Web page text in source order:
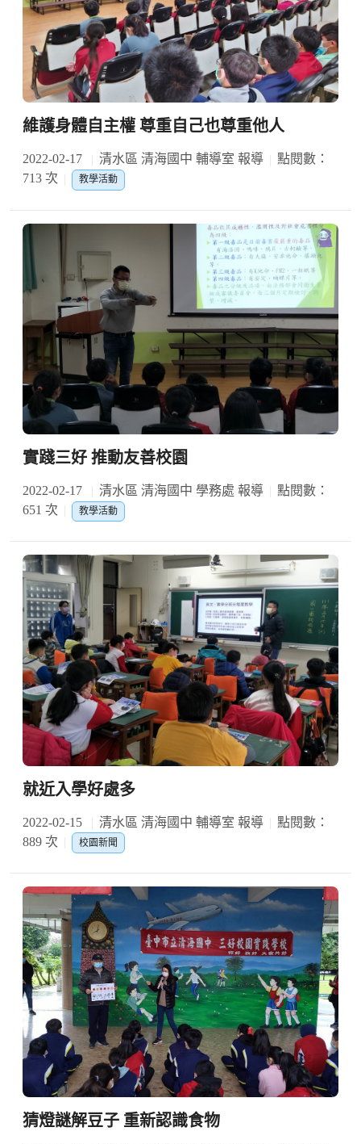
維護身體自主權 尊重自己也尊重他人
2022-02-17 清水區 清海國中 輔導室 報導
點閱數：
713 次
教學活動
實踐三好 推動友善校園
2022-02-17 清水區 清海國中 學務處 報導
點閱數：
651 次
教學活動
就近入學好處多
2022-02-15 清水區 清海國中 輔導室 報導
點閱數：
889 次
校園新聞
猜燈謎解豆子 重新認識食物